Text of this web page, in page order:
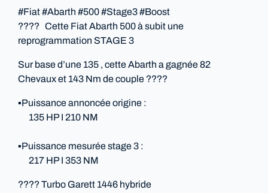
#Fiat #Abarth #500 #Stage3 #Boost
???? Cette Fiat Abarth 500 à subit une
reprogrammation STAGE 3
Sur base d’une 135 , cette Abarth a gagnée 82
Chevaux et 143 Nm de couple ????
▪️Puissance annoncée origine :
135 HP I 210 NM
▪️Puissance mesurée stage 3 :
217 HP I 353 NM
???? Turbo Garett 1446 hybride